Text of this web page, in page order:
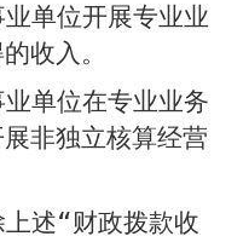
单位开展专业业
收入。
单位在专业业务
非独立核算经营
上述“财政拨款收